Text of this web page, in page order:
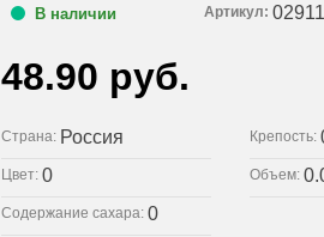
В наличии Артикул:
48.90 руб.
Страна: Россия Крепость:
Цвет: 0 Объем:
Содержание сахара: 0